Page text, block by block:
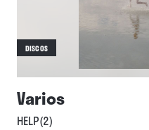
DISCOS
Varios
HELP(2)